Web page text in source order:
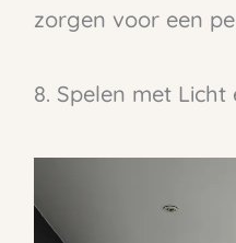
zorgen voor een
8. Spelen met Licht